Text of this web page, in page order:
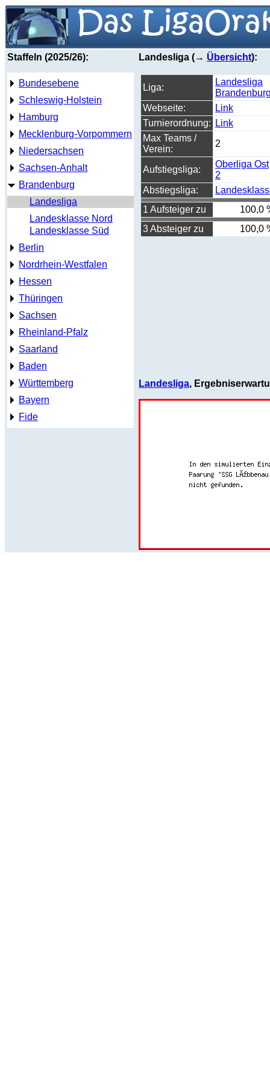
Staffeln (2025/26):
Bundesebene
Schleswig-Holstein
Hamburg
Mecklenburg-Vorpommern
Niedersachsen
Sachsen-Anhalt
Brandenburg
Landesliga
Landesklasse Nord
Landesklasse Süd
Berlin
Nordrhein-Westfalen
Hessen
Thüringen
Sachsen
Rheinland-Pfalz
Saarland
Baden
Württemberg
Bayern
Fide
Landesliga (→ Übersicht):
Liga:
Landesliga
Webseite:
Link
Turnierordnung:
Link
Max Teams /
Verein:
2
Aufstiegsliga:
Oberliga Ost
2
Abstiegsliga:
1 Aufsteiger zu
100,0
3 Absteiger zu
100,0
Landesliga,